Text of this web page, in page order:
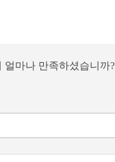
마나 만족하셨습니까?